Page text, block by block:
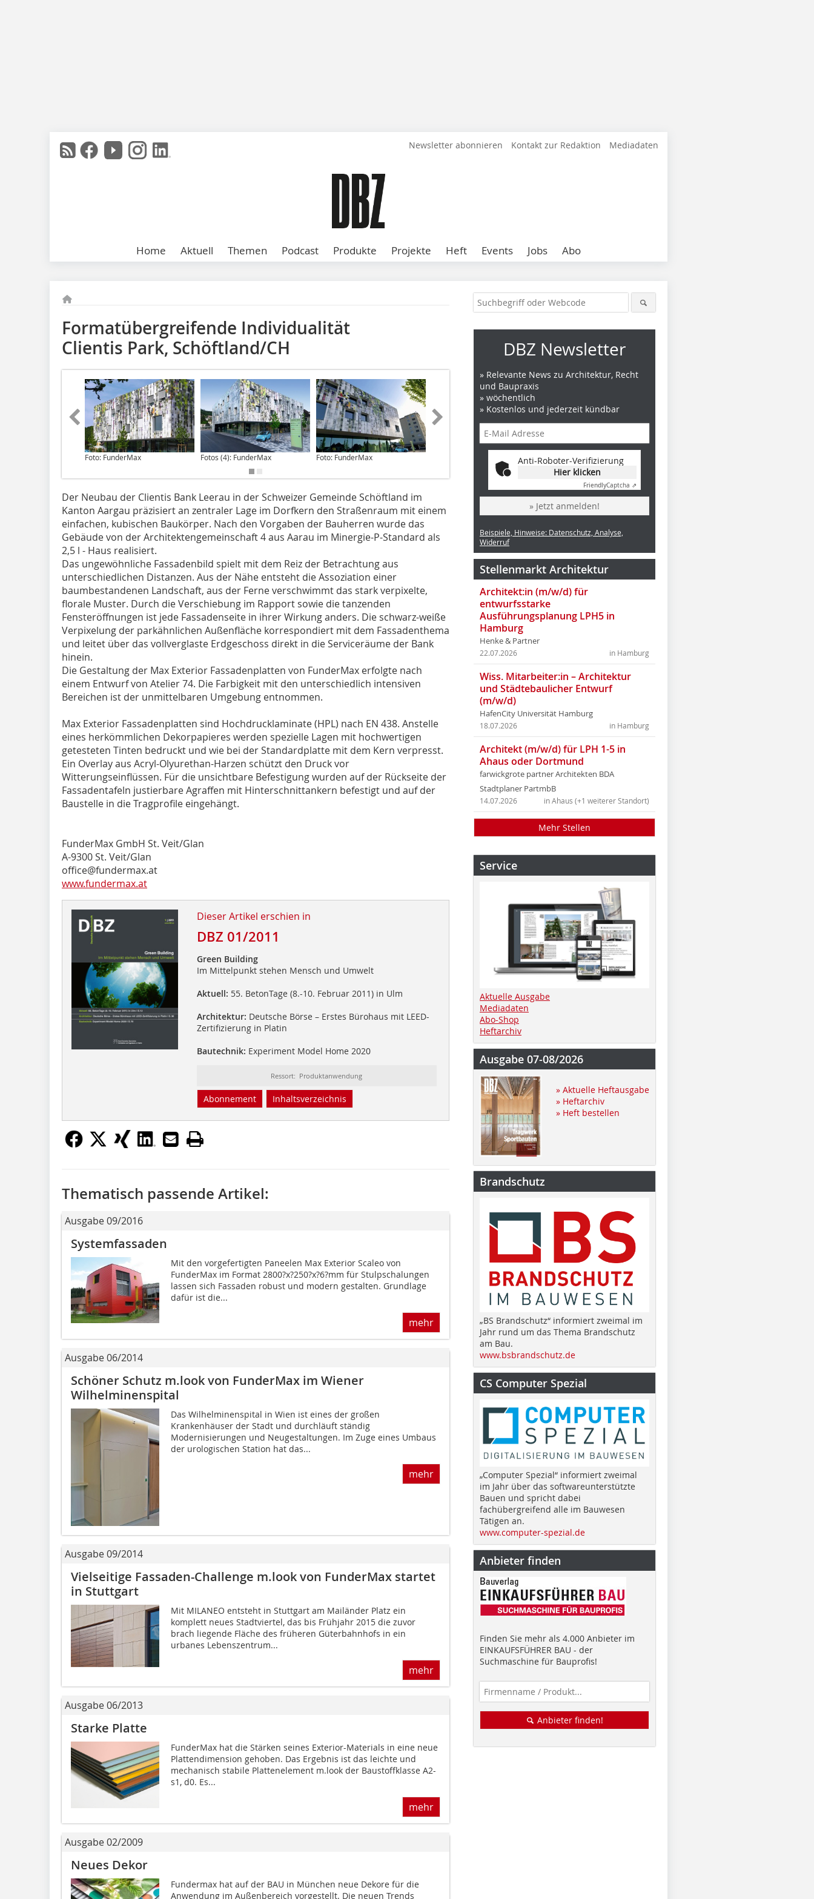
Newsletter abonnieren Kontakt zur Redaktion Mediadaten
Home Aktuell Themen Podcast Produkte Projekte Heft Events Jobs Abo
Formatübergreifende Individualität
Clientis Park, Schöftland/CH
Foto: FunderMax Fotos (4): FunderMax Foto: FunderMax
Der Neubau der Clientis Bank Leerau in der Schweizer Gemeinde Schöftland im
Kanton Aargau präzisiert an zentraler Lage im Dorfkern den Straßenraum mit einem
einfachen, kubischen Baukörper. Nach den Vorgaben der Bauherren wurde das
Gebäude von der Architektengemeinschaft 4 aus Aarau im Minergie-P-Standard als
2,5 l - Haus realisiert.
Das ungewöhnliche Fassadenbild spielt mit dem Reiz der Betrachtung aus
unterschiedlichen Distanzen. Aus der Nähe entsteht die Assoziation einer
baumbestandenen Landschaft, aus der Ferne verschwimmt das stark verpixelte,
florale Muster. Durch die Verschiebung im Rapport sowie die tanzenden
Fensteröffnungen ist jede Fassadenseite in ihrer Wirkung anders. Die schwarz-weiße
Verpixelung der parkähnlichen Außenfläche korrespondiert mit dem Fassadenthema
und leitet über das vollverglaste Erdgeschoss direkt in die Serviceräume der Bank
hinein.
Die Gestaltung der Max Exterior Fassadenplatten von FunderMax erfolgte nach
einem Entwurf von Atelier 74. Die Farbigkeit mit den unterschiedlich intensiven
Bereichen ist der unmittelbaren Umgebung entnommen.
Max Exterior Fassadenplatten sind Hochdrucklaminate (HPL) nach EN 438. Anstelle
eines herkömmlichen Dekorpapieres werden spezielle Lagen mit hochwertigen
getesteten Tinten bedruckt und wie bei der Standardplatte mit dem Kern verpresst.
Ein Overlay aus Acryl-Olyurethan-Harzen schützt den Druck vor
Witterungseinflüssen. Für die unsichtbare Befestigung wurden auf der Rückseite der
Fassadentafeln justierbare Agraffen mit Hinterschnittankern befestigt und auf der
Baustelle in die Tragprofile eingehängt.
FunderMax GmbH St. Veit/Glan
A-9300 St. Veit/Glan
office@fundermax.at
www.fundermax.at
Dieser Artikel erschien in
DBZ 01/2011
Green Building
Im Mittelpunkt stehen Mensch und Umwelt
Aktuell: 55. BetonTage (8.-10. Februar 2011) in Ulm
Architektur: Deutsche Börse – Erstes Bürohaus mit LEED-
Zertifizierung in Platin
Bautechnik: Experiment Model Home 2020
Ressort: Produktanwendung
Abonnement Inhaltsverzeichnis
Thematisch passende Artikel:
Ausgabe 09/2016
Systemfassaden
Mit den vorgefertigten Paneelen Max Exterior Scaleo von
FunderMax im Format 2800?x?250?x?6?mm für Stulpschalungen
lassen sich Fassaden robust und modern gestalten. Grundlage
dafür ist die...
mehr
Ausgabe 06/2014
Schöner Schutz m.look von FunderMax im Wiener
Wilhelminenspital
Das Wilhelminenspital in Wien ist eines der großen
Krankenhäuser der Stadt und durchläuft ständig
Modernisierungen und Neugestaltungen. Im Zuge eines Umbaus
der urologischen Station hat das...
mehr
Ausgabe 09/2014
Vielseitige Fassaden-Challenge m.look von FunderMax startet
in Stuttgart
Mit MILANEO entsteht in Stuttgart am Mailänder Platz ein
komplett neues Stadtviertel, das bis Frühjahr 2015 die zuvor
brach liegende Fläche des früheren Güterbahnhofs in ein
urbanes Lebenszentrum...
mehr
Ausgabe 06/2013
Starke Platte
FunderMax hat die Stärken seines Exterior-Materials in eine neue
Plattendimension gehoben. Das Ergebnis ist das leichte und
mechanisch stabile Plattenelement m.look der Baustoffklasse A2-
s1, d0. Es...
mehr
Ausgabe 02/2009
Neues Dekor
Fundermax hat auf der BAU in München neue Dekore für die
Anwendung im Außenbereich vorgestellt. Die neuen Trends
DBZ Newsletter
» Relevante News zu Architektur, Recht
und Baupraxis
» wöchentlich
» Kostenlos und jederzeit kündbar
Anti-Roboter-Verifizierung
Hier klicken
FriendlyCaptcha ⇗
» Jetzt anmelden!
Beispiele, Hinweise: Datenschutz, Analyse,
Widerruf
Stellenmarkt Architektur
Architekt:in (m/w/d) für
entwurfsstarke
Ausführungsplanung LPH5 in
Hamburg
Henke & Partner
in Hamburg
22.07.2026
Wiss. Mitarbeiter:in – Architektur
und Städtebaulicher Entwurf
(m/w/d)
HafenCity Universität Hamburg
in Hamburg
18.07.2026
Architekt (m/w/d) für LPH 1-5 in
Ahaus oder Dortmund
farwickgrote partner Architekten BDA
Stadtplaner PartmbB
in Ahaus (+1 weiterer Standort)
14.07.2026
Mehr Stellen
Service
Aktuelle Ausgabe
Mediadaten
Abo-Shop
Heftarchiv
Ausgabe 07-08/2026
» Aktuelle Heftausgabe
» Heftarchiv
» Heft bestellen
Brandschutz
„BS Brandschutz“ informiert zweimal im
Jahr rund um das Thema Brandschutz
am Bau.
www.bsbrandschutz.de
CS Computer Spezial
„Computer Spezial“ informiert zweimal
im Jahr über das softwareunterstützte
Bauen und spricht dabei
fachübergreifend alle im Bauwesen
Tätigen an.
www.computer-spezial.de
Anbieter finden
Finden Sie mehr als 4.000 Anbieter im
EINKAUFSFÜHRER BAU - der
Suchmaschine für Bauprofis!
Anbieter finden!